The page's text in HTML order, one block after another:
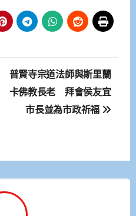
普賢寺宗道法師與斯里蘭
卡佛教長老 拜會侯友宜
市長並為市政祈福